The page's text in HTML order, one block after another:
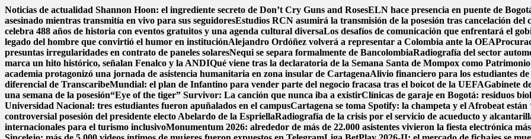
Saltar
al
contenido
Noticias de actualidad Shannon Hoon: el ingrediente secreto de Don’t Cry Guns and RosesELN hace presencia en puente de
asesinado mientras transmitía en vivo para sus seguidoresEstudios RCN asumirá la transmisión de la posesión tras cancelación
celebra 488 años de historia con eventos gratuitos y una agenda cultural diversaLos desafíos de comunicación que enfrentará el
legado del hombre que convirtió el humor en instituciónAlejandro Ordóñez volverá a representar a Colombia ante la OEA
presuntas irregularidades en contrato de paneles solaresNequi se separa formalmente de BancolombiaRadiografía del sector
marca un hito histórico, señalan Fenalco y la ANDIQué viene tras la declaratoria de la Semana Santa de Mompox como
academia protagonizó una jornada de asistencia humanitaria en zona insular de CartagenaAlivio financiero para los estudiantes
diferencial de TranscaribeMundial: el plan de Infantino para vender parte del negocio fracasa tras el boicot de la UEFAGabinete
una semana de la posesión“Eye of the tiger” Survivor: La canción que nunca iba a existirClínicas de garaje en Bogotá: residuos
Universidad Nacional: tres estudiantes fueron apuñalados en el campusCartagena se toma Spotify: la champeta y el Afrobeat están
controversial posesión del presidente electo Abelardo de la EspriellaRadiografía de la crisis por el servicio de acueducto y
internacionales para el turismo inclusivoMonumentum 2026: alrededor de más de 22.000 asistentes vivieron la fiesta electrónica